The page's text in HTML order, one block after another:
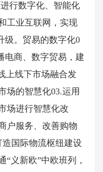
行数字化、智能化
工业互联网，实现
级。贸易的数字化0
电商、数字贸易，建
上线下市场融合发
场的智慧化03.运用
场进行智慧化改
户服务、改善购物
国际物流枢纽建设
“义新欧”中欧班列，